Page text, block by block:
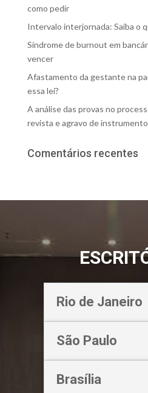
como pedir
Intervalo interjornada: Saiba o
Síndrome de burnout em
vencer
Afastamento da gestante na
essa lei?
A análise das provas no
revista e agravo de instrumento
Comentários recentes
Rio de Janeiro
São Paulo
Brasília